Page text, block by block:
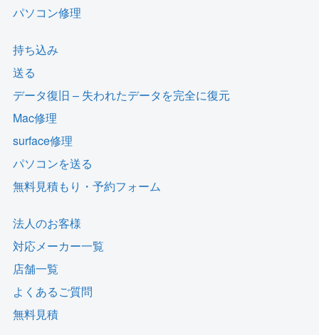
パソコン修理
持ち込み
送る
データ復旧 – 失われたデータを完全に復元
Mac修理
surface修理
パソコンを送る
無料見積もり・予約フォーム
法人のお客様
対応メーカー一覧
店舗一覧
よくあるご質問
無料見積